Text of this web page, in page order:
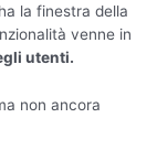
la finestra della
venne in
utenti.
non ancora